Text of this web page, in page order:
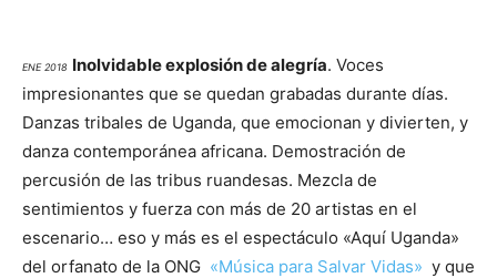
ENE 2018 Inolvidable explosión de alegría. Voces
impresionantes que se quedan grabadas durante días.
Danzas tribales de Uganda, que emocionan y divierten, y
danza contemporánea africana. Demostración de
percusión de las tribus ruandesas. Mezcla de
sentimientos y fuerza con más de 20 artistas en el
escenario… eso y más es el espectáculo «Aquí Uganda»
del orfanato de la ONG «Música para Salvar Vidas» y que